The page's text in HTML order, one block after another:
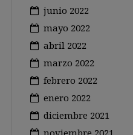
junio 2022
mayo 2022
abril 2022
marzo 2022
febrero 2022
enero 2022
diciembre 2021
noviembre 2021